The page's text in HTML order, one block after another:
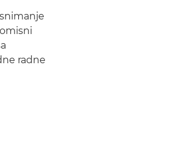
radne